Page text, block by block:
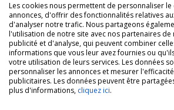
La Boutique des Chrétiens © | La boutique
référence !.
Les cookies nous permettent de personnaliser le
annonces, d'offrir des fonctionnalités relatives
d'analyser notre trafic. Nous partageons
l'utilisation de notre site avec nos partenaires de
publicité et d'analyse, qui peuvent combiner
informations que vous leur avez fournies ou
votre utilisation de leurs services. Les données
personnaliser les annonces et mesurer
publicitaires. Les données peuvent être
plus d'informations, cliquez ici.